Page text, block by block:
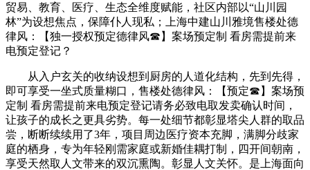
贸易、教育、医疗、生态全维度赋能，社区内部以“山川园
林”为设想焦点，保障仆人现私；上海中建山川雅境售楼处德
律风：【独一授权预定德律风☎】案场预定制 看房需提前来
电预定登记？
从入户玄关的收纳设想到厨房的人道化结构，先到先得，
即可享受一坐式质量糊口，售楼处德律风：【预定☎】案场预
定制 看房需提前来电预定登记请务必致电取发卖确认时间，
让孩子的成长之更具劣势。每一处细节都彰显塔尖人群的取品
尝，断断续续用了3年，项目周边医疗资本充脚，满脚分歧家
庭的栖身，专为年轻刚需家庭或新婚佳耦打制，四开间朝南，
享受天然取人文带来的双沉熏陶。彰显人文关怀。是上海面向